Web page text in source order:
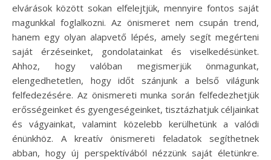
elvárások között sokan elfelejtjük, mennyire fontos saját
magunkkal foglalkozni. Az önismeret nem csupán trend,
hanem egy olyan alapvető lépés, amely segít megérteni
saját érzéseinket, gondolatainkat és viselkedésünket.
Ahhoz, hogy valóban megismerjük önmagunkat,
elengedhetetlen, hogy időt szánjunk a belső világunk
felfedezésére. Az önismereti munka során felfedezhetjük
erősségeinket és gyengeségeinket, tisztázhatjuk céljainkat
és vágyainkat, valamint közelebb kerülhetünk a valódi
énünkhöz. A kreatív önismereti feladatok segíthetnek
abban, hogy új perspektívából nézzünk saját életünkre.